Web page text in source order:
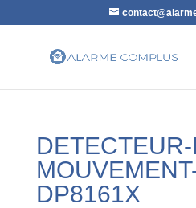
DP8161X